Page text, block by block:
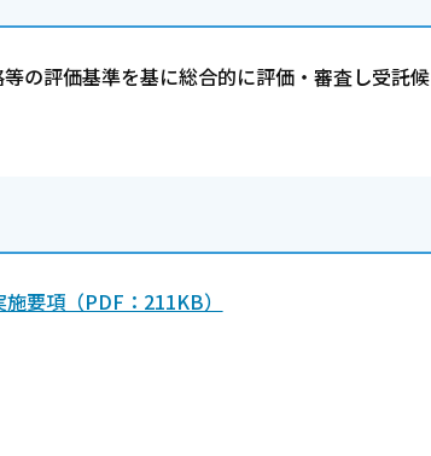
の評価基準を基に総合的に評価・審査し受託候
要項（PDF：211KB）